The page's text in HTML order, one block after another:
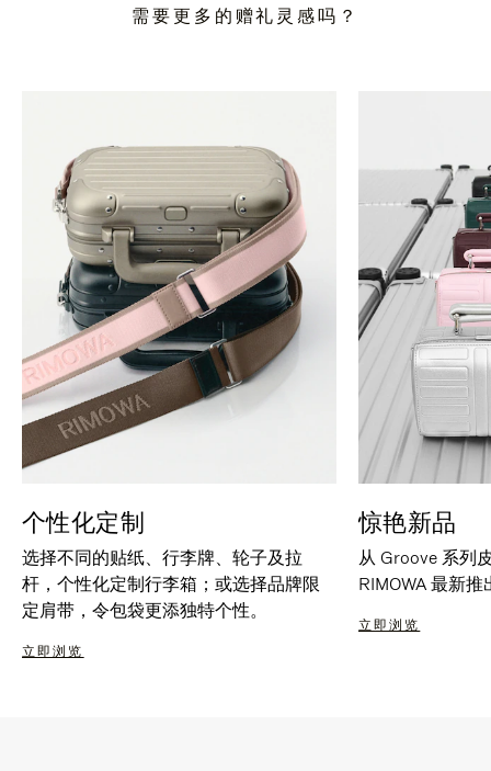
需要更多的赠礼灵感吗？
个性化定制
选择不同的贴纸、行李牌、轮子及拉
杆，个性化定制行李箱；或选择品牌限
定肩带，令包袋更添独特个性。
立即浏览
惊艳新品
从 Groove 系列
RIMOWA 最新
立即浏览